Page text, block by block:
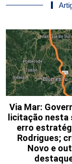
Via Mar:
licitação nesta
erro
Rodrigues;
Novo e